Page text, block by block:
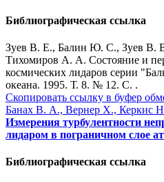
Библиографическая ссылка
Зуев В. Е., Балин Ю. С., Зуев В.
Тихомиров А. А. Состояние и
космических лидаров серии
океана. 1995. Т. 8. № 12. С. .
Скопировать ссылку в буфер
Банах В. А., Вернер Х., Керкис
Измерения турбулентности
лидаром в пограничном слое
Библиографическая ссылка